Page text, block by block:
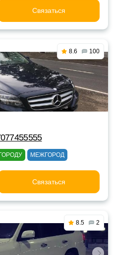
Связаться
8.6 100
МЕЖГОРОД
Связаться
8.5 2